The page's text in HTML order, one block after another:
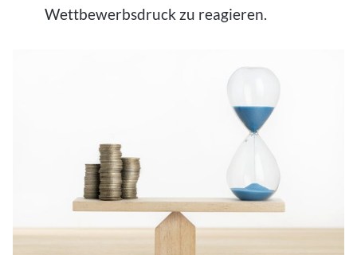
Wettbewerbsdruck zu reagieren.